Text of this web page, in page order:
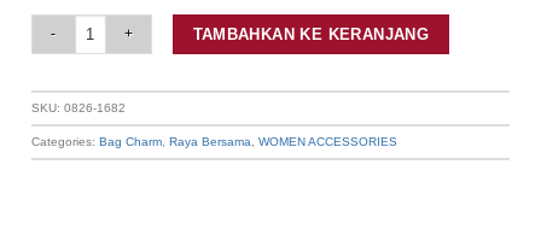
TAMBAHKAN KE KERANJANG
SKU:0826-1682
Categories:Bag Charm ,Raya Bersama ,WOMEN ACCESSORIES